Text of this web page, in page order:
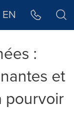
EN
:
et
pourvoir